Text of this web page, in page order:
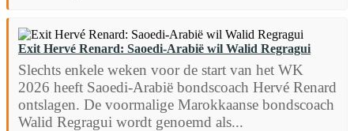
Exit Hervé Renard: Saoedi-Arabië wil Walid Regragui
Slechts enkele weken voor de start van het WK
2026 heeft Saoedi-Arabië bondscoach Hervé Renard
ontslagen. De voormalige Marokkaanse bondscoach
Walid Regragui wordt genoemd als...